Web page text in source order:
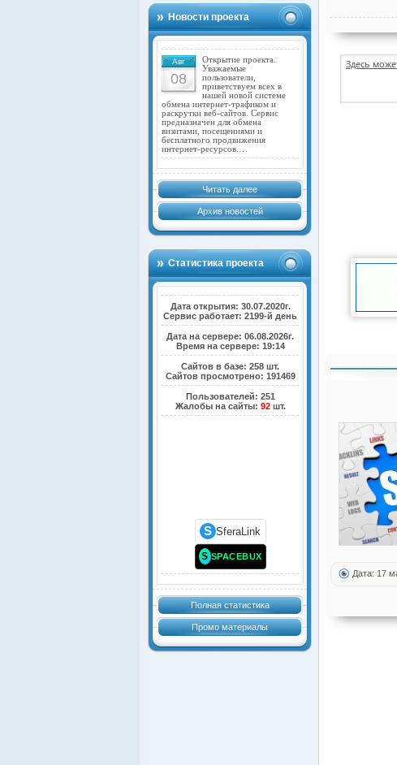
Новости проекта
Авг
08
Открытие проекта.
Уважаемые
пользователи,
приветствуем всех в
нашей новой системе
обмена интернет-трафиком и
раскрутки веб-сайтов. Сервис
предназначен для обмена
визитами, посещениями и
бесплатного продвижения
интернет-ресурсов.…
Читать далее
Архив новостей
Статистика проекта
Дата открытия: 30.07.2020г.
Сервис работает: 2199-й день
Дата на сервере: 06.08.2026г.
Время на сервере: 19:14
Сайтов в базе: 258 шт.
Сайтов просмотрено: 191469
Пользователей: 251
Жалобы на сайты: 92шт.
S SferaLink
S SPACEBUX
Полная статистика
Промо материалы
Здесь
Дата: 17